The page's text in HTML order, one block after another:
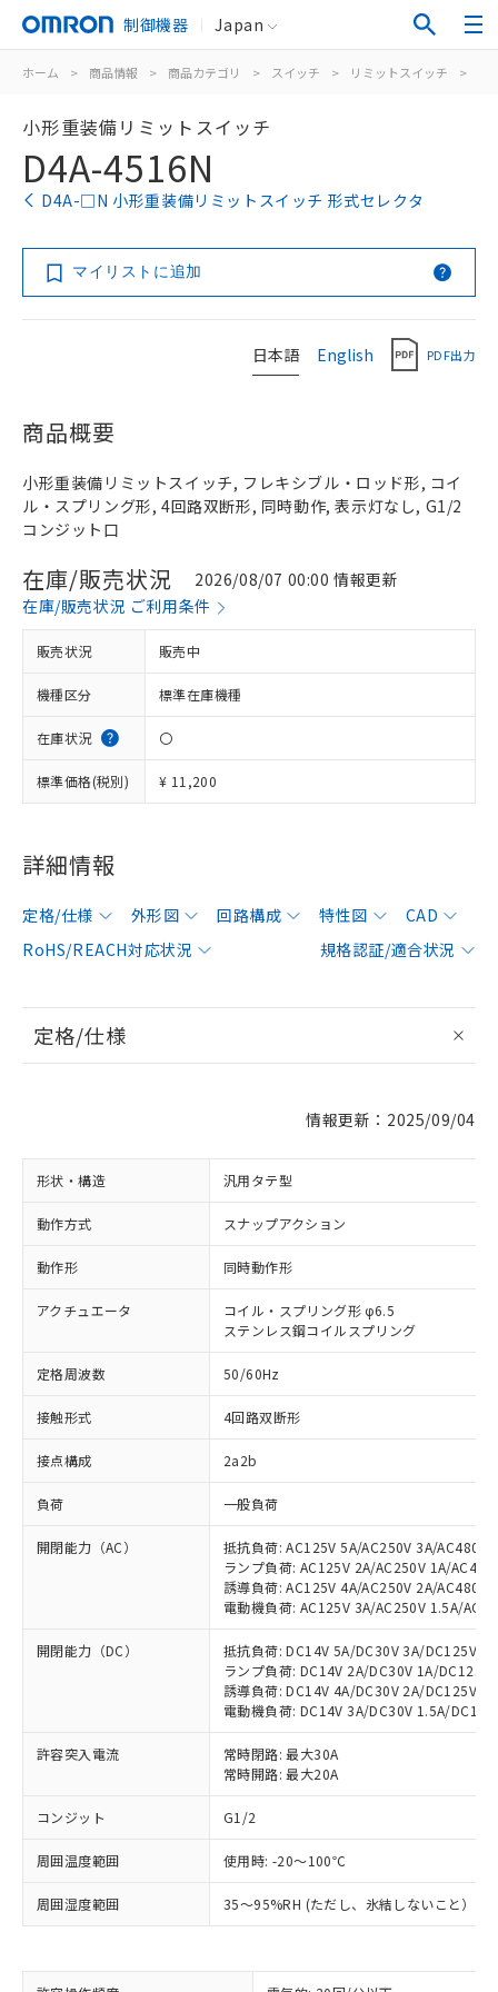
制御機器 Japan
ホーム > 商品情報 > 商品カテゴリ > スイッチ > リミットスイッチ >
小形重装備リミットスイッチ
D4A-4516N
D4A-□N 小形重装備リミットスイッチ 形式セレクタ
マイリストに追加
日本語 English PDF出力
商品概要
小形重装備リミットスイッチ, フレキシブル・ロッド形, コイ
ル・スプリング形, 4回路双断形, 同時動作, 表示灯なし, G1/2
コンジット口
在庫/販売状況
2026/08/07 00:00 情報更新
在庫/販売状況 ご利用条件
販売状況 販売中
機種区分 標準在庫機種
在庫状況 〇
標準価格(税別) ¥ 11,200
詳細情報
定格/仕様 外形図 回路構成 特性図
CAD
RoHS/REACH対応状況
規格認証/適合状況
定格/仕様
情報更新：2025/09/04
形状・構造 汎用タテ型
動作方式 スナップアクション
動作形 同時動作形
アクチュエータ
コイル・スプリング形 φ6.5
ステンレス鋼コイルスプリング
定格周波数 50/60Hz
接触形式 4回路双断形
接点構成 2a2b
負荷 一般負荷
開閉能力（AC）
抵抗負荷: AC125V 5A/AC250V 3A/AC480V
ランプ負荷: AC125V 2A/AC250V 1A/
誘導負荷: AC125V 4A/AC250V 2A/AC480V
電動機負荷: AC125V 3A/AC250V 1.5A/
開閉能力（DC）
抵抗負荷: DC14V 5A/DC30V 3A/DC125V
ランプ負荷: DC14V 2A/DC30V 1A/
誘導負荷: DC14V 4A/DC30V 2A/DC125V
電動機負荷: DC14V 3A/DC30V 1.5A/
許容突入電流
常時閉路: 最大30A
常時開路: 最大20A
コンジット G1/2
周囲温度範囲 使用時: -20～100℃
周囲湿度範囲 35～95%RH (ただし、氷結しないこと）
ご利用条件
対応済み：EU RoHS指令（10物質）の
非含有に対応した製品が提供可能な商品で
対応予定：EU RoHS指令（10物質）の非含
対応予定なし：EU RoHS指令（10物質）の